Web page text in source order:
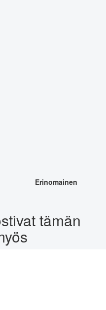
Erinomainen
tämän